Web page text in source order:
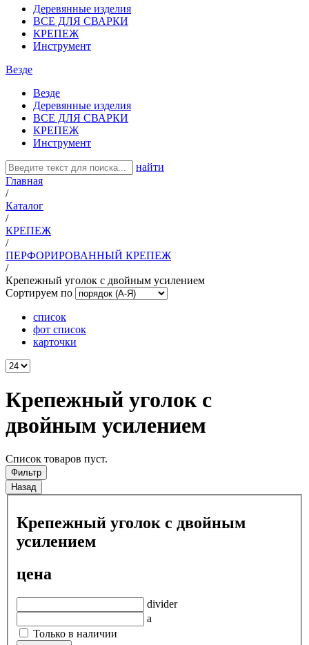
Деревянные изделия
ВСЕ ДЛЯ СВАРКИ
КРЕПЕЖ
Инструмент
Везде
Везде
Деревянные изделия
ВСЕ ДЛЯ СВАРКИ
КРЕПЕЖ
Инструмент
найти
Главная
/
Каталог
/
КРЕПЕЖ
/
ПЕРФОРИРОВАННЫЙ КРЕПЕЖ
/
Крепежный уголок с двойным усилением
Сортируем по
список
фот список
карточки
Крепежный уголок с
двойным усилением
Список товаров пуст.
Фильтр
Назад
Крепежный уголок с двойным
усилением
цена
divider
a
Только в наличии